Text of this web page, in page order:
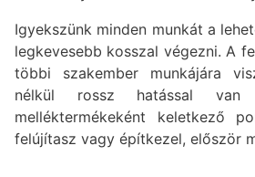
Igyekszünk minden munkát a
legkevesebb kosszal végezni. A
többi szakember munkájára
nélkül rossz hatással van
melléktermékeként keletkező
felújítasz vagy építkezel, először